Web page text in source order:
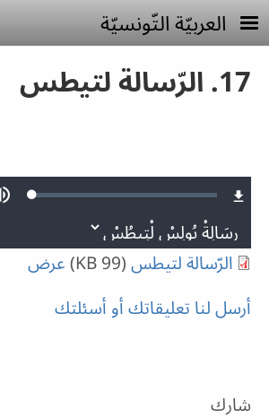
تجاوز إلى المحتوى الرئيسي
العربيّة التّونسيّة
17. الرّسالة لتيطس
صامتLoaded:
الرّسالة لتيطس (99 KB)
عرض
أرسل لنا تعليقاتك أو أسئلتك
شارك